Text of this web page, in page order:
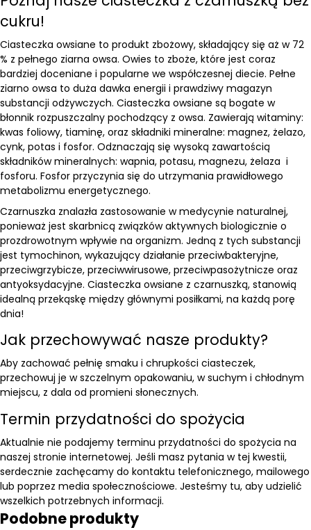
cukru!
Ciasteczka owsiane to produkt zbożowy, składający się aż w 72
% z pełnego ziarna owsa. Owies to zboże, które jest coraz
bardziej doceniane i popularne we współczesnej diecie. Pełne
ziarno owsa to duża dawka energii i prawdziwy magazyn
substancji odżywczych. Ciasteczka owsiane są bogate w
błonnik rozpuszczalny pochodzący z owsa. Zawierają witaminy:
kwas foliowy, tiaminę, oraz składniki mineralne: magnez, żelazo,
cynk, potas i fosfor. Odznaczają się wysoką zawartością
składników mineralnych: wapnia, potasu, magnezu, żelaza i
fosforu. Fosfor przyczynia się do utrzymania prawidłowego
metabolizmu energetycznego.
Czarnuszka znalazła zastosowanie w medycynie naturalnej,
ponieważ jest skarbnicą związków aktywnych biologicznie o
prozdrowotnym wpływie na organizm. Jedną z tych substancji
jest tymochinon, wykazujący działanie przeciwbakteryjne,
przeciwgrzybicze, przeciwwirusowe, przeciwpasożytnicze oraz
antyoksydacyjne. Ciasteczka owsiane z czarnuszką, stanowią
idealną przekąskę między głównymi posiłkami, na każdą porę
dnia!
Jak przechowywać nasze produkty?
Aby zachować pełnię smaku i chrupkości ciasteczek,
przechowuj je w szczelnym opakowaniu, w suchym i chłodnym
miejscu, z dala od promieni słonecznych.
Termin przydatności do spożycia
Aktualnie nie podajemy terminu przydatności do spożycia na
naszej stronie internetowej. Jeśli masz pytania w tej kwestii,
serdecznie zachęcamy do kontaktu telefonicznego, mailowego
lub poprzez media społecznościowe. Jesteśmy tu, aby udzielić
wszelkich potrzebnych informacji.
Podobne produkty